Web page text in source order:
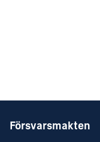
Försvarsmakten